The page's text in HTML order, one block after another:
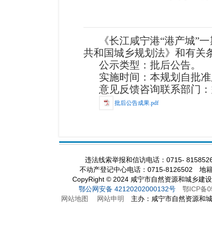
《长江咸宁港“港产城”
共和国城乡规划法》和有关
公示类型：批后公告。
实施时间：本规划自批
意见反馈咨询联系部门
批后公告成果.pdf
违法线索举报和信访电话：0715-
不动产登记中心电话：0715-8126502 地
CopyRight © 2024 咸宁市自然资源和城乡建
鄂公网安备 42120202000132号
鄂ICP备
网站地图
网站申明 主办：咸宁市自然资源和